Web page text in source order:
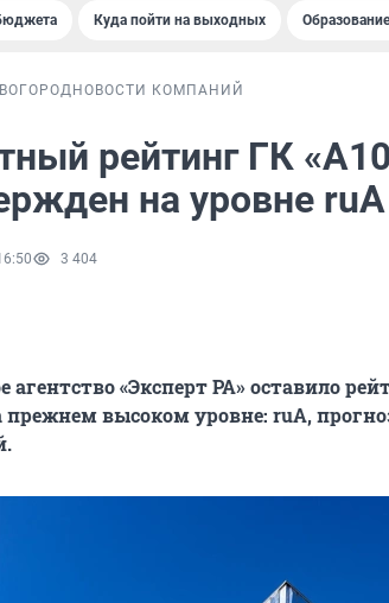
Куда пойти на выходных
ГОРОД НОВОСТИ КОМПАНИЙ
рейтинг ГК
на уровне ruA
3 404
агентство «Эксперт РА» оставило
прежнем высоком уровне: ruA,